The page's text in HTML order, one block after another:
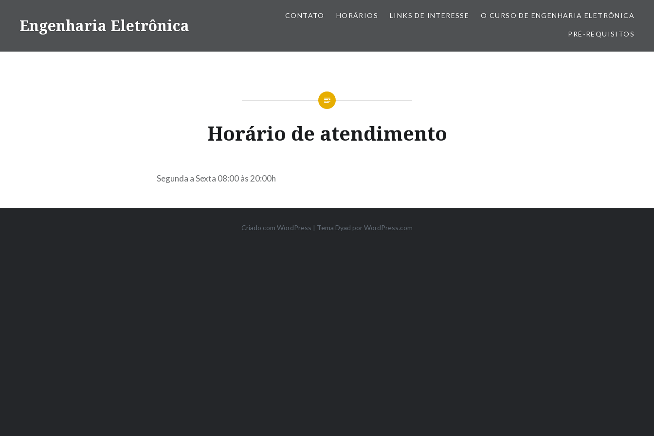
conteúdoEngenharia Eletrônica
CONTATO HORÁRIOS LINKS DE INTERESSE O CURSO DE ENGENHARIA ELETRÔNICA
PRÉ-REQUISITOS
Horário de atendimento
Segunda a Sexta 08:00 às 20:00h
Criado com WordPress | Tema Dyad porWordPress.com